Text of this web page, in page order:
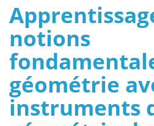
notions
géométrie
instruments